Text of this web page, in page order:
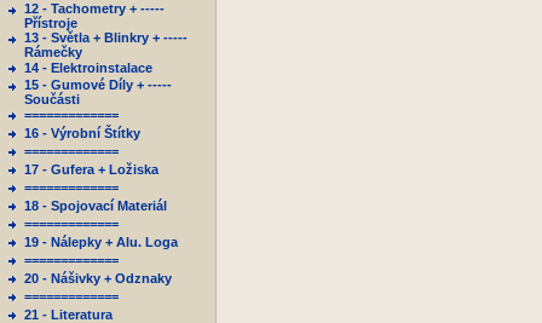
12 - Tachometry + -----
Přístroje
13 - Světla + Blinkry + -----
Rámečky
14 - Elektroinstalace
15 - Gumové Díly + -----
Součásti
=============
16 - Výrobní Štítky
=============
17 - Gufera + Ložiska
=============
18 - Spojovací Materiál
=============
19 - Nálepky + Alu. Loga
=============
20 - Nášivky + Odznaky
=============
21 - Literatura